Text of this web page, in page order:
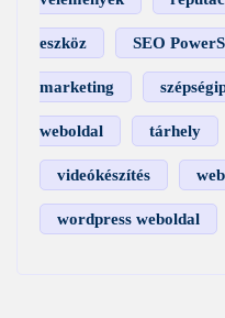
eszköz SEO
marketing
weboldal tárhely
videókészítés
wordpress weboldal